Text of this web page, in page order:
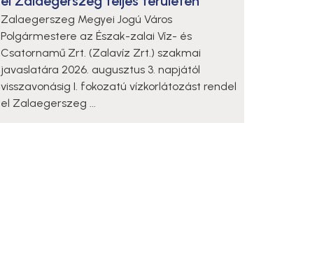
Zalaegerszeg Megyei Jogú Város
Polgármestere az Észak-zalai Víz- és
Csatornamű Zrt. (Zalavíz Zrt.) szakmai
javaslatára 2026. augusztus 3. napjától
visszavonásig I. fokozatú vízkorlátozást rendel
el Zalaegerszeg ...